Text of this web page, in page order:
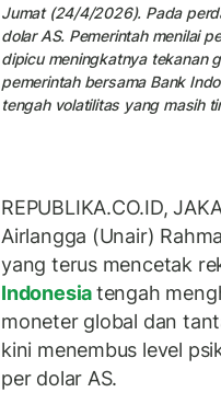
Jumat (24/4/2026). Pada
dolar AS. Pemerintah menilai
dipicu meningkatnya tekanan
pemerintah bersama Bank
tengah volatilitas yang masih
REPUBLIKA.CO.ID,
Airlangga (Unair)
yang terus mencetak
Indonesiatengah
moneter global dan
kini menembus level
per dolar AS.